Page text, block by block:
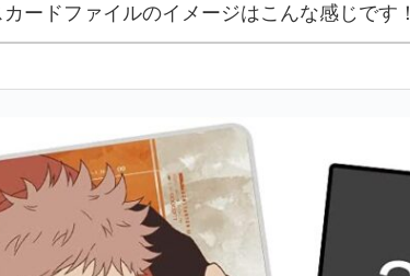
ードファイルのイメージはこんな感じです！